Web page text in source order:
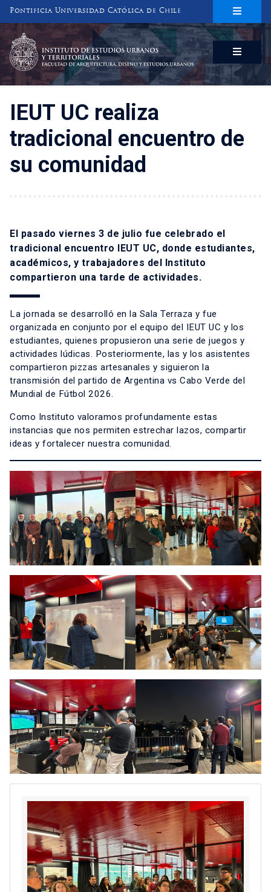
Pontificia Universidad Católica de Chile
INSTITUTO DE ESTUDIOS URBANOS
Y TERRITORIALES
FACULTAD DE ARQUITECTURA, DISEÑO Y ESTUDIOS URBANOS
IEUT UC realiza
tradicional encuentro de
su comunidad
El pasado viernes 3 de julio fue celebrado el
tradicional encuentro IEUT UC, donde estudiantes,
académicos, y trabajadores del Instituto
compartieron una tarde de actividades.
La jornada se desarrolló en la Sala Terraza y fue
organizada en conjunto por el equipo del IEUT UC y los
estudiantes, quienes propusieron una serie de juegos y
actividades lúdicas. Posteriormente, las y los asistentes
compartieron pizzas artesanales y siguieron la
transmisión del partido de Argentina vs Cabo Verde del
Mundial de Fútbol 2026.
Como Instituto valoramos profundamente estas
instancias que nos permiten estrechar lazos, compartir
ideas y fortalecer nuestra comunidad.